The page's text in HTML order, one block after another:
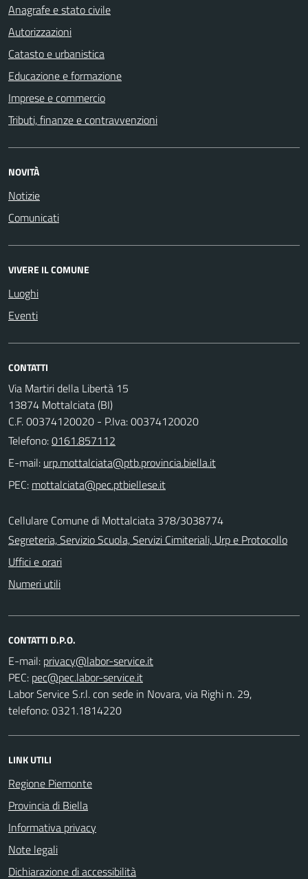
Anagrafe e stato civile
Autorizzazioni
Catasto e urbanistica
Educazione e formazione
Imprese e commercio
Tributi, finanze e contravvenzioni
NOVITÀ
Notizie
Comunicati
VIVERE IL COMUNE
Luoghi
Eventi
CONTATTI
Via Martiri della Libertà 15
13874 Mottalciata (BI)
C.F. 00374120020 - P.Iva: 00374120020
Telefono:0161.857112
E-mail:
PEC:
Cellulare Comune di Mottalciata 378/3038774
Segreteria, Servizio Scuola, Servizi Cimiteriali, Urp e Protocollo
Uffici e orari
Numeri utili
CONTATTI D.P.O.
E-mail:
PEC:
Labor Service S.r.l. con sede in Novara, via Righi n. 29,
telefono: 0321.1814220
LINK UTILI
Regione Piemonte
Provincia di Biella
Informativa privacy
Note legali
Dichiarazione di accessibilità